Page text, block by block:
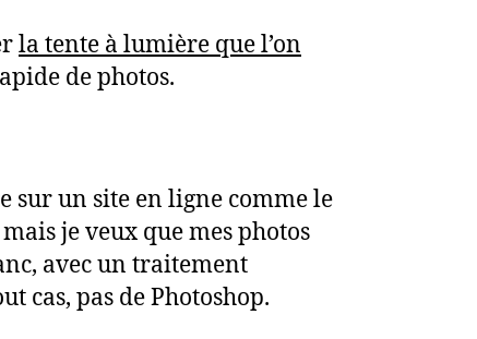
la tente à lumière que l’on
de photos.
sur un site en ligne comme le
je veux que mes photos
avec un traitement
cas, pas de Photoshop.